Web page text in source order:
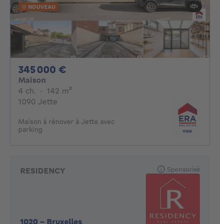
NOUVEAU
345 000 €
Maison
4 ch. 4 chambres
· 142 m²
1090 Jette
Maison à rénover à Jette avec
parking
RESIDENCY
1020 - Bruxelles
Sponsorisé